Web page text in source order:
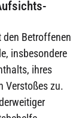
den Betroffenen
insbesondere
ihres
Verstoßes zu.